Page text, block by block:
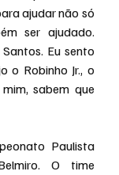
ajudar não só
ser ajudado.
Eu sento
o Robinho Jr., o
sabem que
Paulista
O time